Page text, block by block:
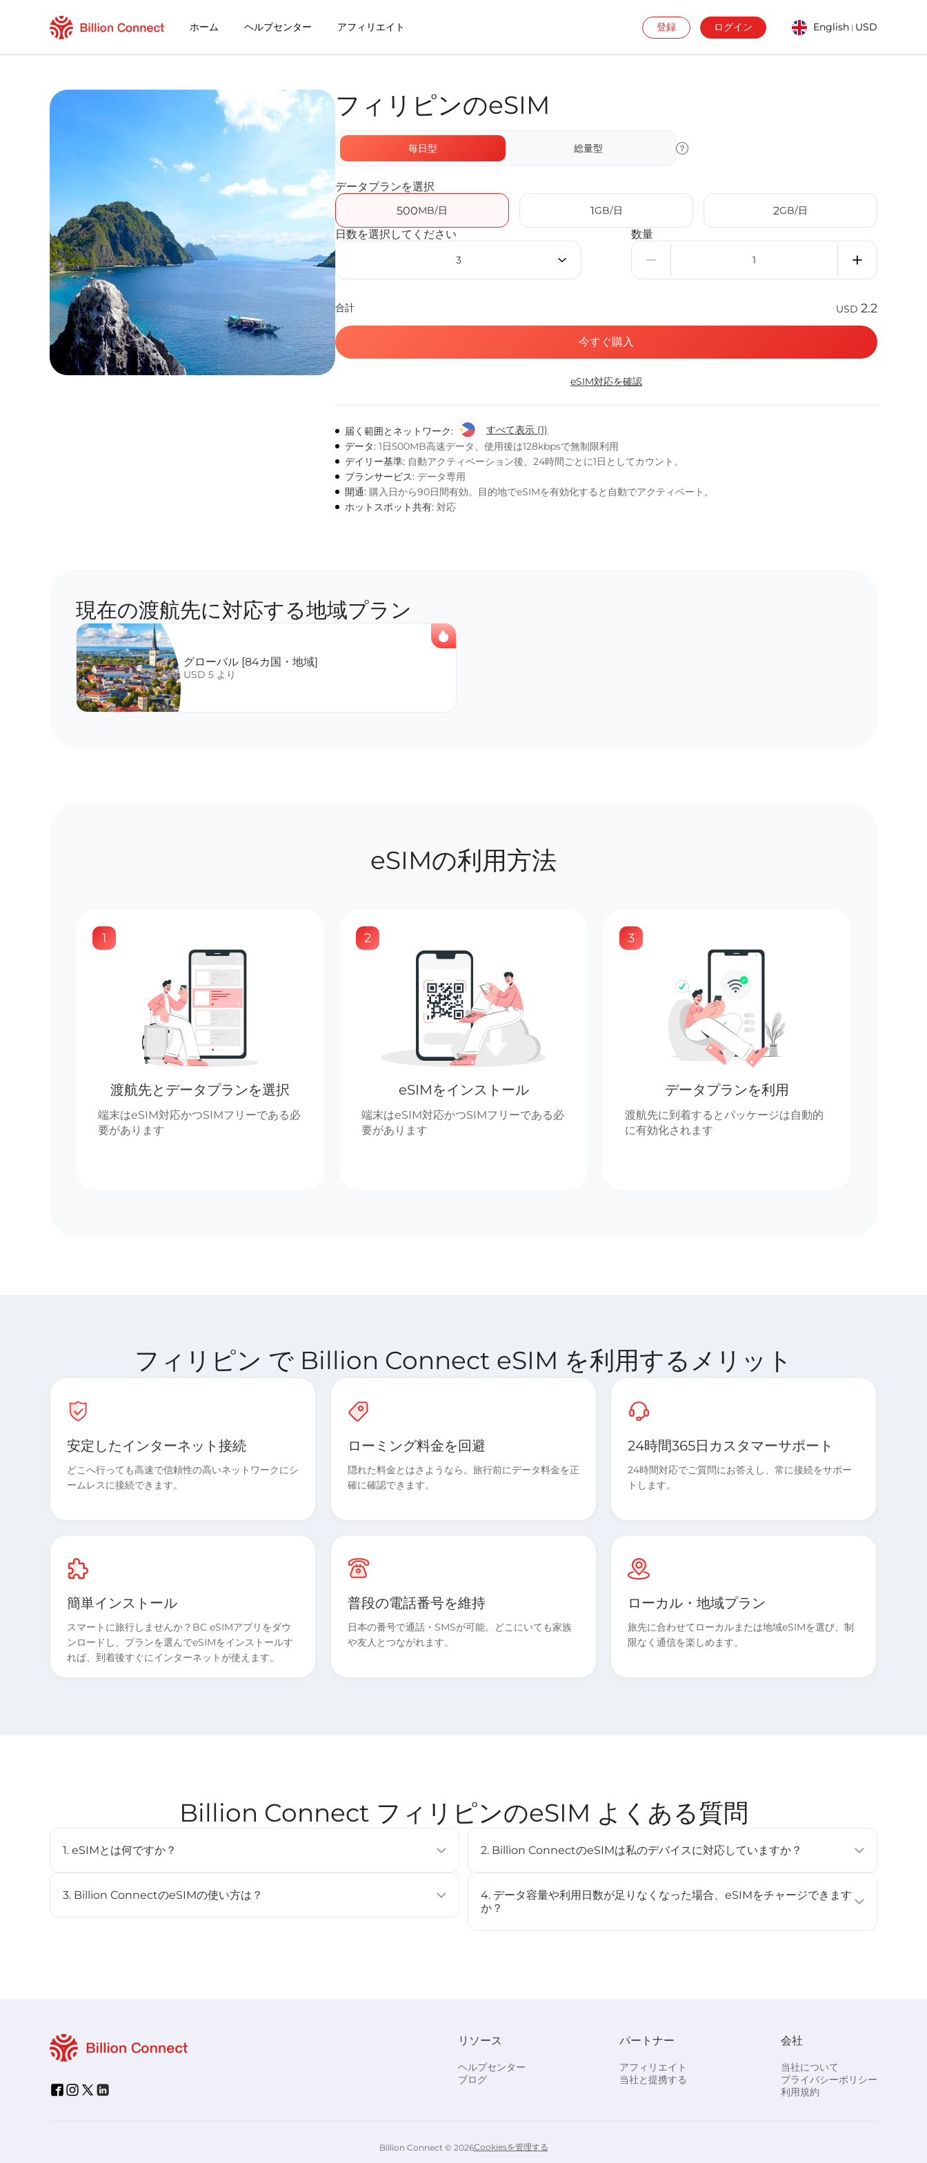
ホーム ヘルプセンター アフィリエイト 登録 ログイン English | USD
現在の目的地の周遊プラン
eSIMの利用方法
PhilippinesでBillion Connect eSIMを利用するメリット
Billion Connect フィリピンのeSIM FAQ
データプランを利用する
安定したインターネット接続
ローミング費用を回避
24時間年中無休のカスタマーサービス
簡単なインストール
国内の電話番号をそのままキープ
ローカル・周遊プラン
フィリピンのeSIM
毎日型 総量型
データプランを選択
500MB/日 1GB/日 2GB/日
日数を選択してください
3
数量
合計 USD 2.2
今すぐ購入
eSIM対応を確認
届く範囲とネットワーク:
すべて表示 (1)
データ: 1日500MB高速データ、使用後は128kbpsで無制限利用
デイリー基準: 自動アクティベーション後、24時間ごとに1日としてカウント。
プランサービス: データ専用
開通: 購入日から90日間有効。目的地でeSIMを有効化すると自動でアクティベート。
ホットスポット共有: 対応
現在の渡航先に対応する地域プラン
グローバル [84カ国・地域]
USD 5 より
eSIMの利用方法
1
渡航先とデータプランを選択
端末はeSIM対応かつSIMフリーである必
要があります
2
eSIMをインストール
端末はeSIM対応かつSIMフリーである必
要があります
3
データプランを利用
渡航先に到着するとパッケージは自動的
に有効化されます
フィリピン で Billion Connect eSIM を利用するメリット
安定したインターネット接続
どこへ行っても高速で信頼性の高いネットワークにシ
ームレスに接続できます。
ローミング料金を回避
隠れた料金とはさようなら。旅行前にデータ料金を正
確に確認できます。
24時間365日カスタマーサポート
24時間対応でご質問にお答えし、常に接続をサポー
トします。
簡単インストール
スマートに旅行しませんか？BC eSIMアプリをダウ
ンロードし、プランを選んでeSIMをインストールす
れば、到着後すぐにインターネットが使えます。
普段の電話番号を維持
日本の番号で通話・SMSが可能。どこにいても家族
や友人とつながれます。
ローカル・地域プラン
旅先に合わせてローカルまたは地域eSIMを選び、制
限なく通信を楽しめます。
Billion Connect フィリピンのeSIM よくある質問
1. eSIMとは何ですか？
デジタルSIMです。対応デバイスに内蔵されており、複数のプロファイルを保存するこ
3. Billion ConnectのeSIMの使い方は？
-「データローミング」をオンにし、「モバイルデータ」でBC eSIMを選択してくださ
い。
2. Billion ConnectのeSIMは私のデバイスに対応していますか？
（例：iPhone XS以降、Google Pixel 3以降、Samsung Galaxy S20以降）。詳しくは
[対応デバイス ]ページをご確認ください。
4. データ容量や利用日数が足りなくなった場合、eSIMをチャージできます
か？
リソース
ヘルプセンター
ブログ
パートナー
アフィリエイト
当社と提携する
会社
当社について
プライバシーポリシー
利用規約
Billion Connect © 2026Cookiesを管理する